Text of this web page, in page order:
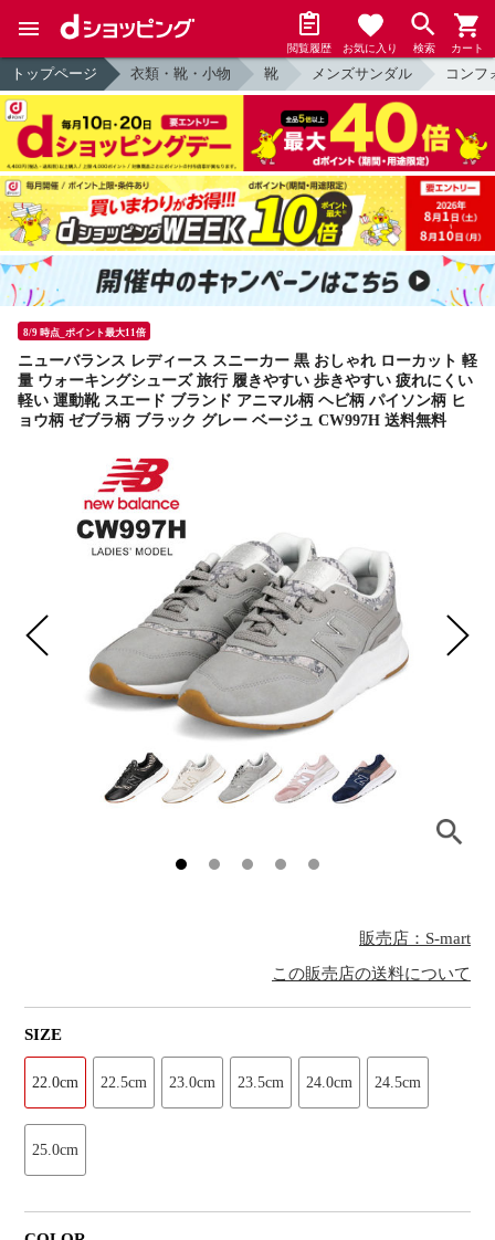
閲覧履歴 お気に入り 検索 カート
トップページ 衣類・靴・小物 靴 メンズサンダル コンフ
8/9 時点_ポイント最大11倍
ニューバランス レディース スニーカー 黒 おしゃれ ローカット 軽
量 ウォーキングシューズ 旅行 履きやすい 歩きやすい 疲れにくい
軽い 運動靴 スエード ブランド アニマル柄 ヘビ柄 パイソン柄 ヒ
ョウ柄 ゼブラ柄 ブラック グレー ベージュ CW997H 送料無料
販売店：S-mart
この販売店の送料について
SIZE
22.0cm 22.5cm 23.0cm 23.5cm 24.0cm 24.5cm
25.0cm